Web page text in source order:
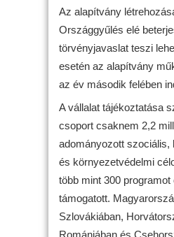
Az alapítvány
Országgyűlés elé
törvényjavaslat teszi
esetén az alapítvány
az év második felében
A vállalat tájékoztatása
csoport csaknem 2,2
adományozott szociális,
és környezetvédelmi
több mint 300
támogatott.
Szlovákiában,
Romániában és